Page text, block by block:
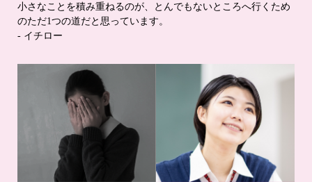
小さなことを積み重ねるのが、とんでもないところへ行くため
のただ1つの道だと思っています。
- イチロー